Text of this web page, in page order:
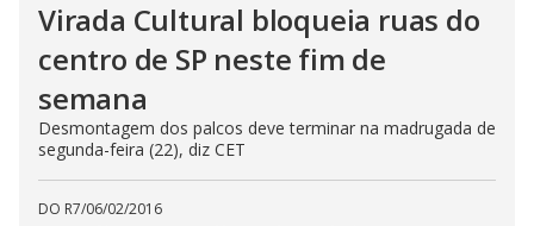
Virada Cultural bloqueia ruas do
centro de SP neste fim de
semana
Desmontagem dos palcos deve terminar na madrugada de
segunda-feira (22), diz CET
DO R7/06/02/2016